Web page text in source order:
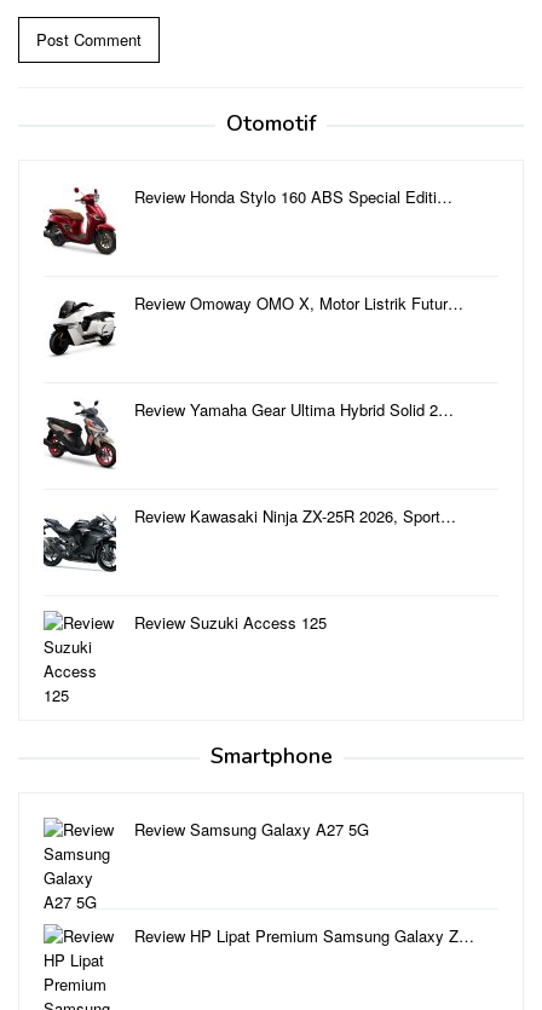
Otomotif
Review Honda Stylo 160 ABS Special Editi…
Review Omoway OMO X, Motor Listrik Futur…
Review Yamaha Gear Ultima Hybrid Solid 2…
Review Kawasaki Ninja ZX-25R 2026, Sport…
Review Suzuki Access 125
Smartphone
Review Samsung Galaxy A27 5G
Review HP Lipat Premium Samsung Galaxy Z…